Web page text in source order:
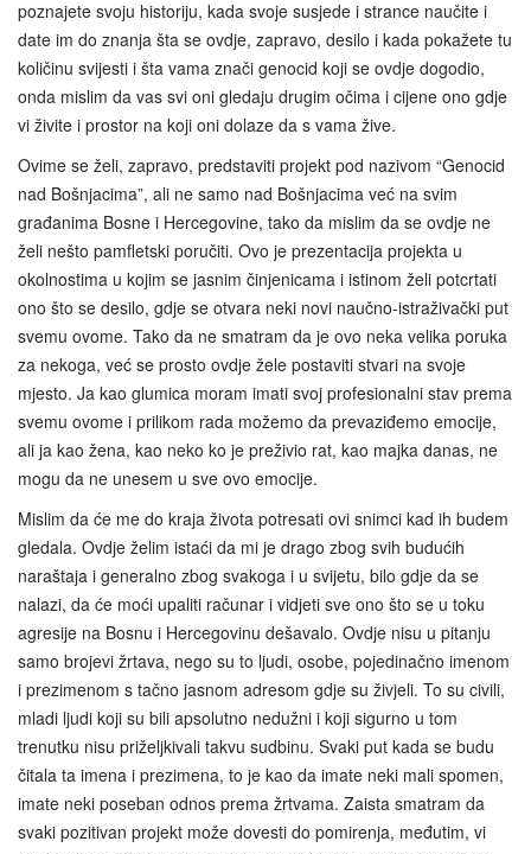
poznajete svoju historiju, kada svoje susjede i strance naučite i
date im do znanja šta se ovdje, zapravo, desilo i kada pokažete tu
količinu svijesti i šta vama znači genocid koji se ovdje dogodio,
onda mislim da vas svi oni gledaju drugim očima i cijene ono gdje
vi živite i prostor na koji oni dolaze da s vama žive.
Ovime se želi, zapravo, predstaviti projekt pod nazivom “Genocid
nad Bošnjacima”, ali ne samo nad Bošnjacima već na svim
građanima Bosne i Hercegovine, tako da mislim da se ovdje ne
želi nešto pamfletski poručiti. Ovo je prezentacija projekta u
okolnostima u kojim se jasnim činjenicama i istinom želi potcrtati
ono što se desilo, gdje se otvara neki novi naučno-istraživački put
svemu ovome. Tako da ne smatram da je ovo neka velika poruka
za nekoga, već se prosto ovdje žele postaviti stvari na svoje
mjesto. Ja kao glumica moram imati svoj profesionalni stav prema
svemu ovome i prilikom rada možemo da prevaziđemo emocije,
ali ja kao žena, kao neko ko je preživio rat, kao majka danas, ne
mogu da ne unesem u sve ovo emocije.
Mislim da će me do kraja života potresati ovi snimci kad ih budem
gledala. Ovdje želim istaći da mi je drago zbog svih budućih
naraštaja i generalno zbog svakoga i u svijetu, bilo gdje da se
nalazi, da će moći upaliti računar i vidjeti sve ono što se u toku
agresije na Bosnu i Hercegovinu dešavalo. Ovdje nisu u pitanju
samo brojevi žrtava, nego su to ljudi, osobe, pojedinačno imenom
i prezimenom s tačno jasnom adresom gdje su živjeli. To su civili,
mladi ljudi koji su bili apsolutno nedužni i koji sigurno u tom
trenutku nisu priželjkivali takvu sudbinu. Svaki put kada se budu
čitala ta imena i prezimena, to je kao da imate neki mali spomen,
imate neki poseban odnos prema žrtvama. Zaista smatram da
svaki pozitivan projekt može dovesti do pomirenja, međutim, vi